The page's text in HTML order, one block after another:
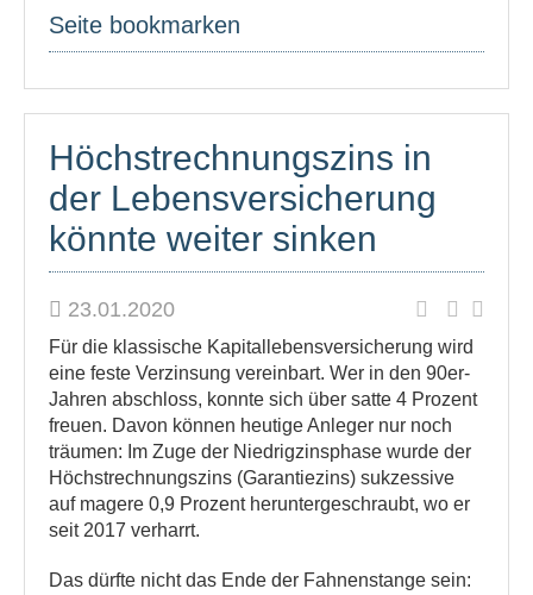
Seite bookmarken
Höchstrechnungszins in
der Lebensversicherung
könnte weiter sinken
23.01.2020
Für die klassische Kapitallebensversicherung wird
eine feste Verzinsung vereinbart. Wer in den 90er-
Jahren abschloss, konnte sich über satte 4 Prozent
freuen. Davon können heutige Anleger nur noch
träumen: Im Zuge der Niedrigzinsphase wurde der
Höchstrechnungszins (Garantiezins) sukzessive
auf magere 0,9 Prozent heruntergeschraubt, wo er
seit 2017 verharrt.
Das dürfte nicht das Ende der Fahnenstange sein: